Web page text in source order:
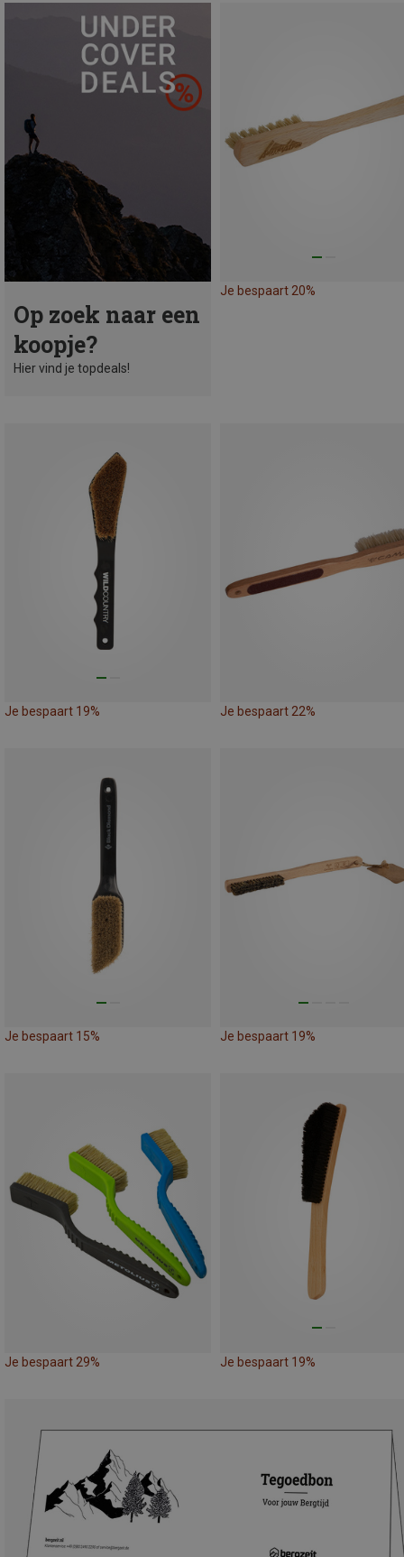
Op zoek naar een
koopje?
Hier vind je topdeals!
Je bespaart 20%
Je bespaart 19% Je bespaart 22%
Je bespaart 15% Je bespaart 19%
Je bespaart 29% Je bespaart 19%